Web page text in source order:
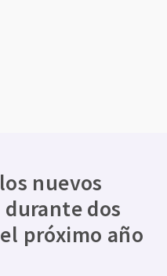
nuevos
dos
próximo año